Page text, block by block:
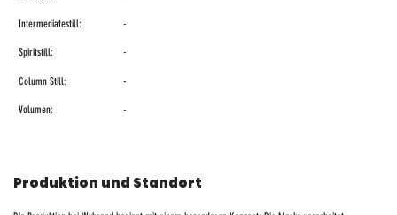
Intermediatestill:
Spiritstill:
Column Still:
Volumen:
-
-
-
-
Produktion und Standort